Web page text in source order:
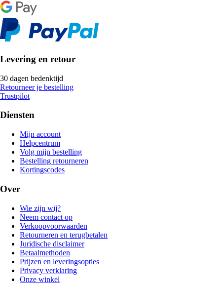
Levering en retour
30 dagen bedenktijd
Retourneer je bestelling
Trustpilot
Diensten
Mijn account
Helpcentrum
Volg mijn bestelling
Bestelling retourneren
Kortingscodes
Over
Wie zijn wij?
Neem contact op
Verkoopvoorwaarden
Retourneren en terugbetalen
Juridische disclaimer
Betaalmethoden
Prijzen en leveringsopties
Privacy verklaring
Onze winkel